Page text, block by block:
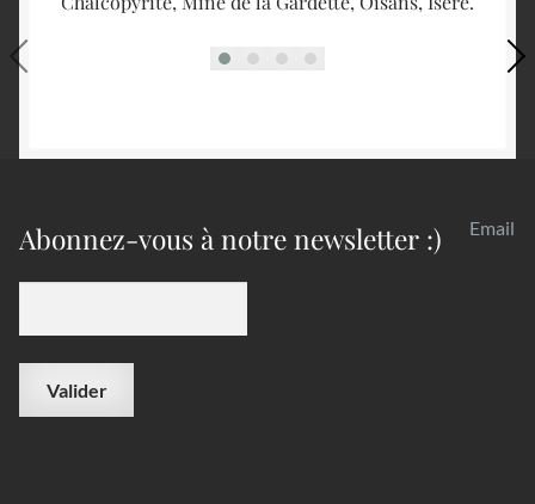
Abonnez-vous à notre newsletter :) Email